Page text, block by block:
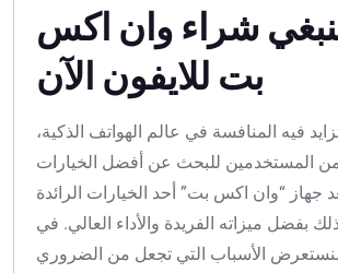
شراء وان اكس
بت للايفون الآن
فيه المنافسة في عالم الهواتف الذكية،
المستخدمين للبحث عن أفضل الخيارات
جهاز “وان اكس بت” أحد الخيارات الرائدة
بفضل ميزاته الفريدة والأداء العالي. في
الأسباب التي تجعل من الضروري